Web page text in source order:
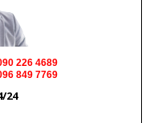
226 4689
849 7769
24